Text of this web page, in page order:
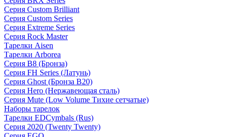
Серия Custom Brilliant
Серия Custom Series
Серия Extreme Series
Серия Rock Master
Тарелки Aisen
Тарелки Arborea
Серия B8 (Бронза)
Серия FH Series (Латунь)
Серия Ghost (Бронза B20)
Серия Hero (Нержавеющая сталь)
Серия Mute (Low Volume Тихие сетчатые)
Наборы тарелок
Тарелки EDCymbals (Rus)
Серия 2020 (Twenty Twenty)